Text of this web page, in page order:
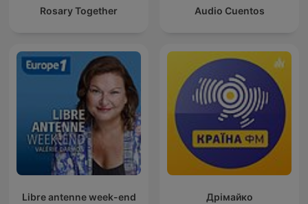
Rosary Together Audio Cuentos
Libre antenne week-end Дрімайко